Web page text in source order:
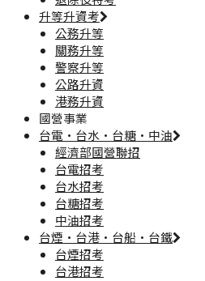
升等升資考
公務升等
關務升等
警察升等
公路升資
港務升資
國營事業
台電·台水·台糖·中油
經濟部國營聯招
台電招考
台水招考
台糖招考
中油招考
台煙·台港·台船·台鐵
台煙招考
台港招考